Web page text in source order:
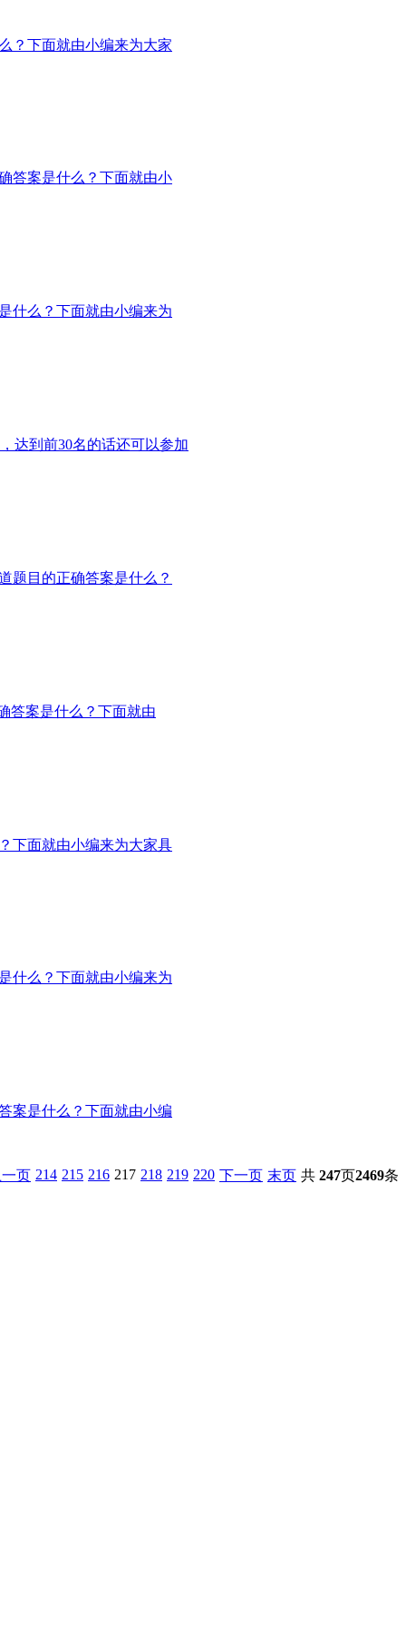
？下面就由小编来为大家
答案是什么？下面就由小
什么？下面就由小编来为
达到前30名的话还可以参加
题目的正确答案是什么？
答案是什么？下面就由
下面就由小编来为大家具
什么？下面就由小编来为
案是什么？下面就由小编
一页 214 215 216 217 218 219 220 下一页 末页 共 247页2469条